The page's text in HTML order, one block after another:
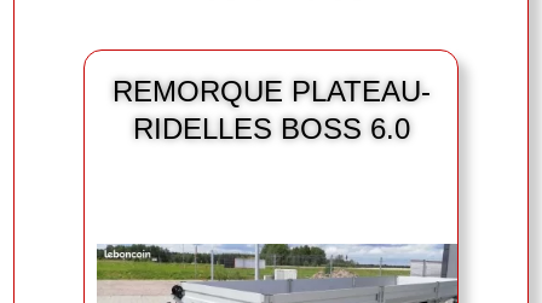
REMORQUE PLATEAU-
RIDELLES BOSS 6.0